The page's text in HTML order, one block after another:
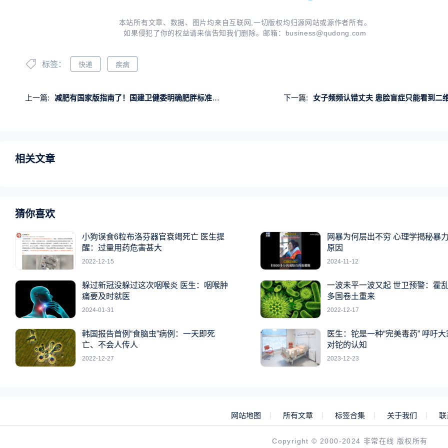
本站所有文章、数据、图片均来自互联网,一切版权均归源网站或源作者所有。
如果侵犯了你的权益请来信告知我们删除。邮箱： business@qudong.com
标签： 快递 疾病
上一篇: 减肥有国家版指南了！国建卫健委明确肥胖标准、减肥方法 下一篇: 女子频频认错丈夫 患脸盲症只能看到二
相关文章
猜你喜欢
小狗误食6粒布洛芬器官衰竭死亡 医生提
醒：过量用药危害甚大
2022-12-15
网暴为何层出不穷 心理学揭秘暴
原因
2024-11-12
躲过新冠没躲过这次咽喉炎 医生：咽喉肿
痛要及时就医
2024-01-31
一波未平一波又起 世卫预警：霍
多国卷土重来
2022-12-17
韩国报告首例“食脑虫”病例：一天即死
亡、不会人传人
2022-12-27
医生：铊是一种“完美毒药” 呼吁
对铊的认知
2023-12-23
网站地图 所有文章 标签合集 关于我们 联
Copyright © 2000-2024 非常在线 版权所有